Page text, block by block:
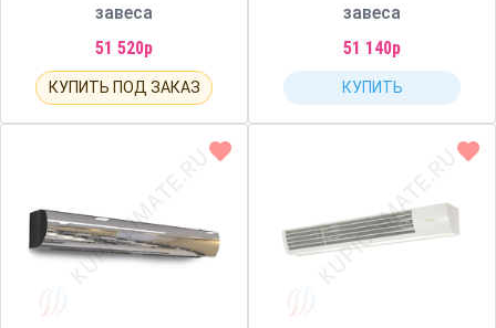
завеса
51 520р
КУПИТЬ ПОД ЗАКАЗ
завеса
51 140р
КУПИТЬ